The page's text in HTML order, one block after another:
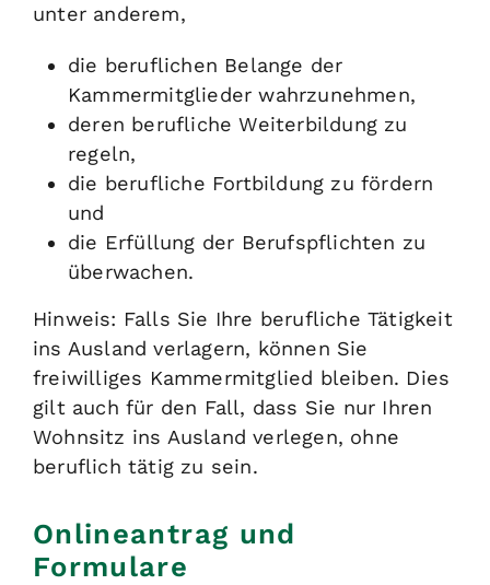
unter anderem,
die beruflichen Belange der
Kammermitglieder wahrzunehmen,
deren berufliche Weiterbildung zu
regeln,
die berufliche Fortbildung zu fördern
und
die Erfüllung der Berufspflichten zu
überwachen.
Hinweis: Falls Sie Ihre berufliche Tätigkeit
ins Ausland verlagern, können Sie
freiwilliges Kammermitglied bleiben. Dies
gilt auch für den Fall, dass Sie nur Ihren
Wohnsitz ins Ausland verlegen, ohne
beruflich tätig zu sein.
Onlineantrag und
Formulare